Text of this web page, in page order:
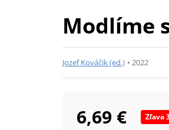
Modlíme
Jozef Kováčik (ed.) •2022
6,69 € Zľava